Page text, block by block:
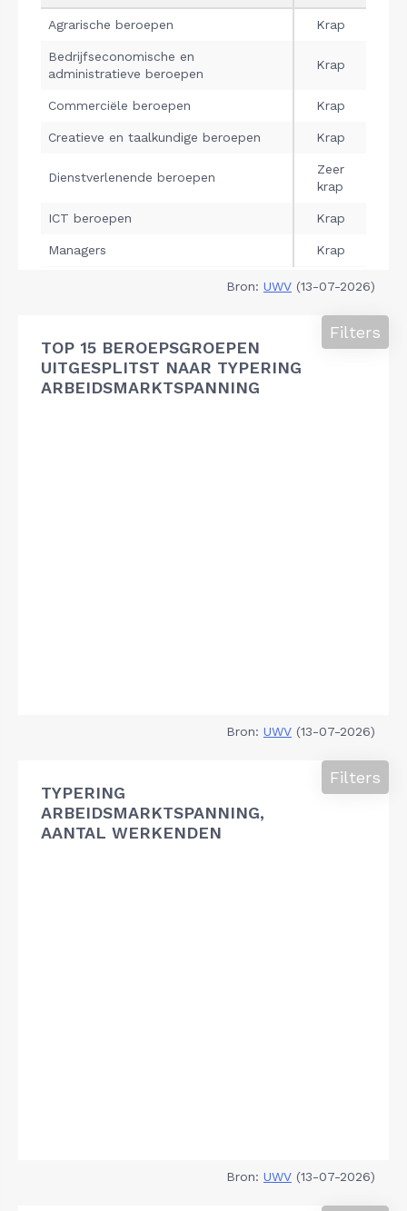
Bron: UWV (13-07-2026)
TOP 15 BEROEPSGROEPEN
UITGESPLITST NAAR TYPERING
ARBEIDSMARKTSPANNING
Filters
Bron: UWV (13-07-2026)
TYPERING
ARBEIDSMARKTSPANNING,
AANTAL WERKENDEN
Filters
Bron: UWV (13-07-2026)